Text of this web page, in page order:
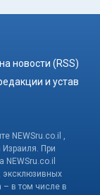
новости (RSS)
и устав
NEWSru.co.il ,
Израиля. При
NEWSru.co.il
эксклюзивных
– в том числе в